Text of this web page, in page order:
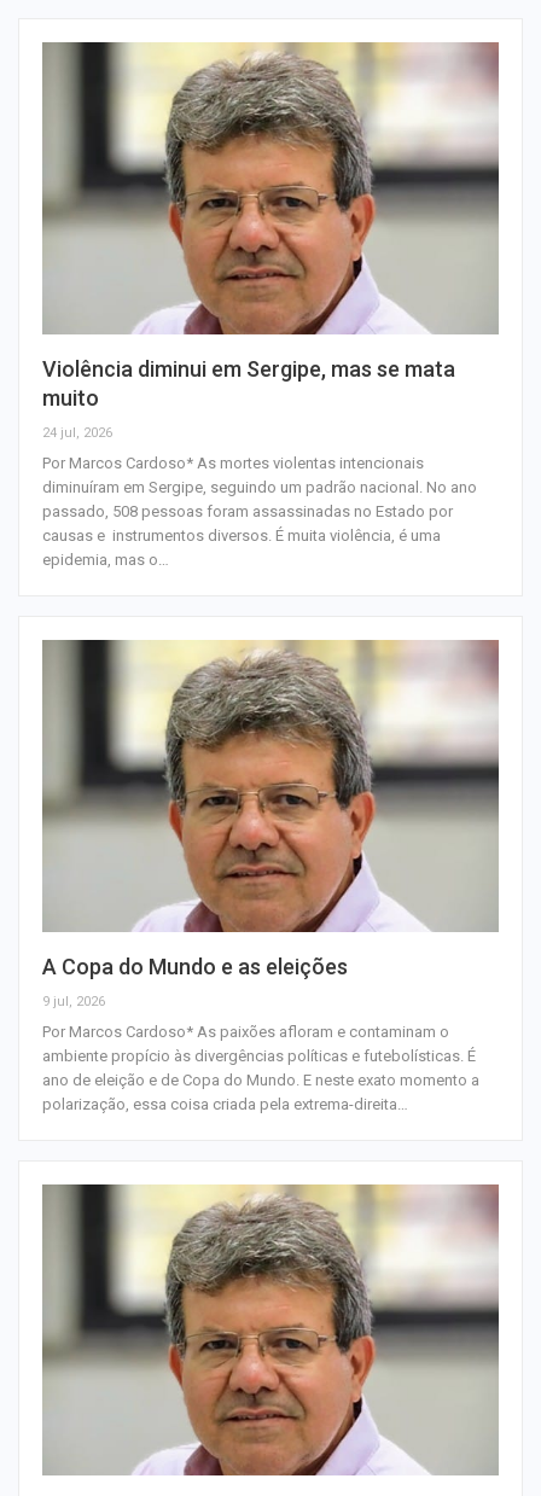
Violência diminui em Sergipe, mas se mata
muito
24 jul, 2026
Por Marcos Cardoso* As mortes violentas intencionais
diminuíram em Sergipe, seguindo um padrão nacional. No ano
passado, 508 pessoas foram assassinadas no Estado por
causas e instrumentos diversos. É muita violência, é uma
epidemia, mas o…
A Copa do Mundo e as eleições
9 jul, 2026
Por Marcos Cardoso* As paixões afloram e contaminam o
ambiente propício às divergências políticas e futebolísticas. É
ano de eleição e de Copa do Mundo. E neste exato momento a
polarização, essa coisa criada pela extrema-direita…